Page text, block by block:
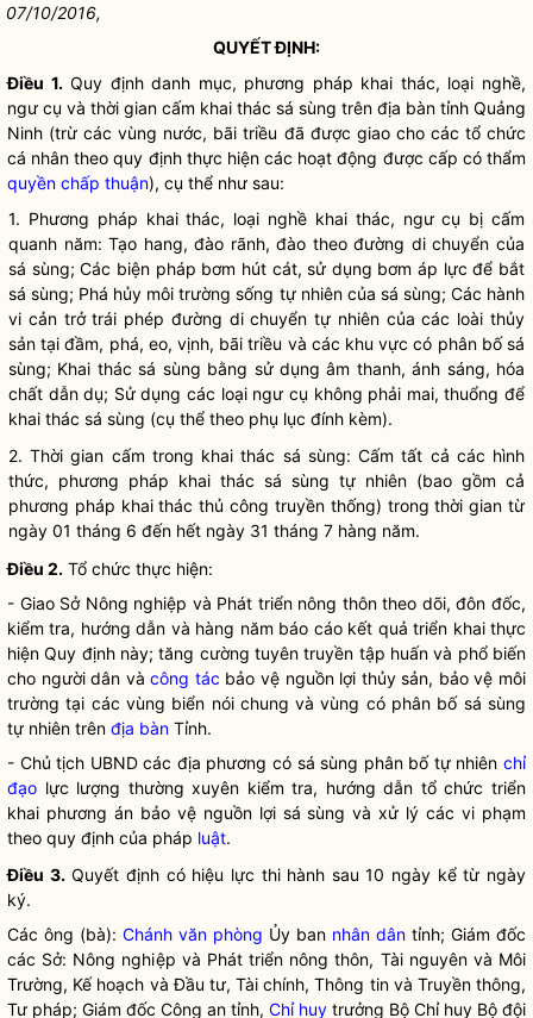
07/10/2016,
QUYẾT ĐỊNH:
Điều 1.Quy định danh mục, phương pháp khai thác, loại nghề,
ngư cụ và thời gian cấm khai thác sá sùng trên địa bàn tỉnh Quảng
Ninh (trừ các vùng nước, bãi triều đã được giao cho các tổ chức
cá nhân theo quy định thực hiện các hoạt động được cấp có thẩm
quyền chấp thuận), cụ thể như sau:
1. Phương pháp khai thác, loại nghề khai thác, ngư cụ bị cấm
quanh năm: Tạo hang, đào rãnh, đào theo đường di chuyển của
sá sùng; Các biện pháp bơm hút cát, sử dụng bơm áp lực để bắt
sá sùng; Phá hủy môi trường sống tự nhiên của sá sùng; Các hành
vi cản trở trái phép đường di chuyển tự nhiên của các loài thủy
sản tại đầm, phá, eo, vịnh, bãi triều và các khu vực có phân bố sá
sùng; Khai thác sá sùng bằng sử dụng âm thanh, ánh sáng, hóa
chất dẫn dụ; Sử dụng các loại ngư cụ không phải mai, thuổng để
khai thác sá sùng (cụ thể theo phụ lục đính kèm).
2. Thời gian cấm trong khai thác sá sùng: Cấm tất cả các hình
thức, phương pháp khai thác sá sùng tự nhiên (bao gồm cả
phương pháp khai thác thủ công truyền thống) trong thời gian từ
ngày 01 tháng 6 đến hết ngày 31 tháng 7 hàng năm.
Điều 2. Tổ chức thực hiện:
- Giao Sở Nông nghiệp và Phát triển nông thôn theo dõi, đôn đốc,
kiểm tra, hướng dẫn và hàng năm báo cáo kết quả triển khai thực
hiện Quy định này; tăng cường tuyên truyền tập huấn và phổ biến
cho người dân vàcông tác bảo vệ nguồn lợi thủy sản, bảo vệ môi
trường tại các vùng biển nói chung và vùng có phân bố sá sùng
tự nhiên trên địa bàn Tỉnh.
- Chủ tịch UBND các địa phương có sá sùng phân bố tự nhiên chỉ
đạo lực lượng thường xuyên kiểm tra, hướng dẫn tổ chức triển
khai phương án bảo vệ nguồn lợi sá sùng và xử lý các vi phạm
theo quy định của pháp luật.
Điều 3.Quyết định có hiệu lực thi hành sau 10 ngày kể từ ngày
ký.
Các ông (bà): Chánh văn phòng Ủy ban nhân dân tỉnh; Giám đốc
các Sở: Nông nghiệp và Phát triển nông thôn, Tài nguyên và Môi
Trường, Kế hoạch và Đầu tư, Tài chính, Thông tin và Truyền thông,
Tư pháp; Giám đốc Công an tỉnh, Chỉ huy trưởng Bộ Chỉ huy Bộ đội